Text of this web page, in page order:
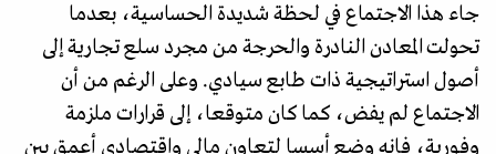
جاء هذا الاجتماع في لحظة شديدة الحساسية، بعدما
تحولت المعادن النادرة والحرجة من مجرد سلع تجارية إلى
أصول استراتيجية ذات طابع سيادي. وعلى الرغم من أن
الاجتماع لم يفض، كما كان متوقعا، إلى قرارات ملزمة
وفورية، فإنه وضع أسسا لتعاون مالي واقتصادي أعمق بين